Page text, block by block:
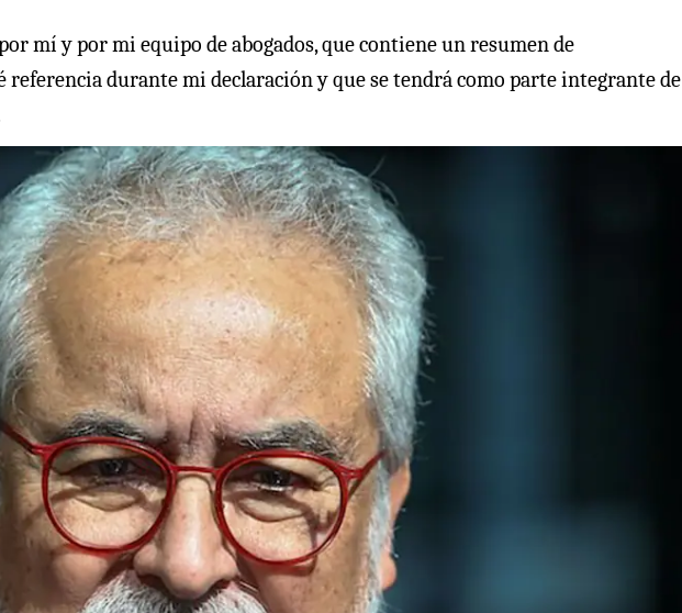
mí y por mi equipo de abogados, que contiene un resumen de
referencia durante mi declaración y que se tendrá como parte integrante de